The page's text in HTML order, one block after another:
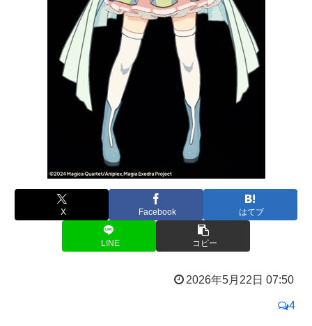
X Facebook はてブ
LINE コピー
2026年5月22日 07:50
4